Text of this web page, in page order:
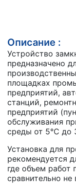
Описание :
Устройство
предназначено
площадках
предприятий,
станций,
предприятий
обслуживания
среды от 5°С до
Установка для
рекомендуется
где объем работ
сравнительно не